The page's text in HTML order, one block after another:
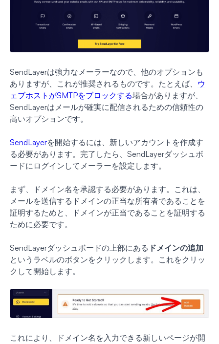
SendLayerは強力なメーラーなので、他のオプションも
ありますが、これが推奨されるものです。たとえば、 ウ
ェブホストがSMTPをブロックする場合がありますが、
SendLayerはメールが確実に配信されるための信頼性の
高いオプションです。
SendLayerを開始するには、新しいアカウントを作成す
る必要があります。完了したら、SendLayerダッシュボ
ードにログインしてメーラーを設定します。
まず、ドメイン名を承認する必要があります。これは、
メールを送信するドメインの正当な所有者であることを
証明するためと、ドメインが正当であることを証明する
ために必要です。
SendLayerダッシュボードの上部にある ドメインの追加
というラベルのボタンをクリックします。これをクリッ
クして開始します。
これにより、ドメイン名を入力できる新しいページが開